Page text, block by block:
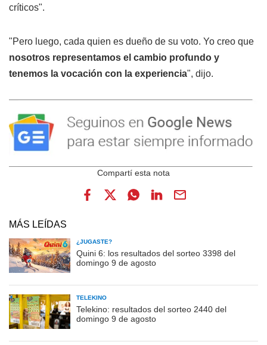
críticos".
"Pero luego, cada quien es dueño de su voto. Yo creo que
nosotros representamos el cambio profundo y
tenemos la vocación con la experiencia", dijo.
MÁS LEÍDAS
¿JUGASTE?
Quini 6: los resultados del sorteo 3398 del
domingo 9 de agosto
TELEKINO
Telekino: resultados del sorteo 2440 del
domingo 9 de agosto